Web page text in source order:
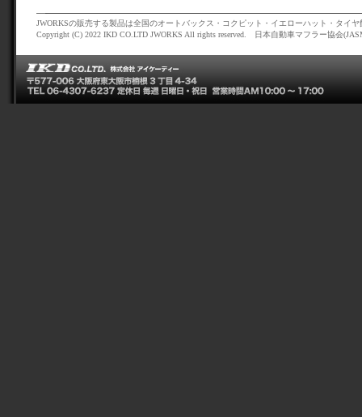
JWORKSの販売する製品は全国のオートバックス・コクピット・イエローハット・タイ
Copyright (C) 2022 IKD CO.LTD JWORKS All rights reserved. 日本自動車マフラー協会